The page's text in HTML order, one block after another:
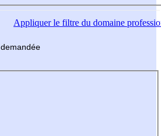
Appliquerle filtre du domaine
demandée